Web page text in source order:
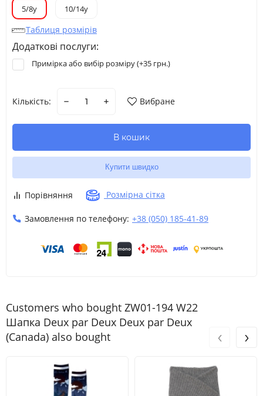
5/8y 10/14y
Таблиця розмірів
Додаткові послуги:
Примірка або вибір розміру (+35 грн.)
Кількість: Вибране
В кошик
Купити швидко
Порівняння Розмірна сітка
Замовлення по телефону: +38 (050) 185-41-89
Customers who bought ZW01-194 W22
Шапка Deux par Deux Deux par Deux
(Canada) also bought
‹ ›